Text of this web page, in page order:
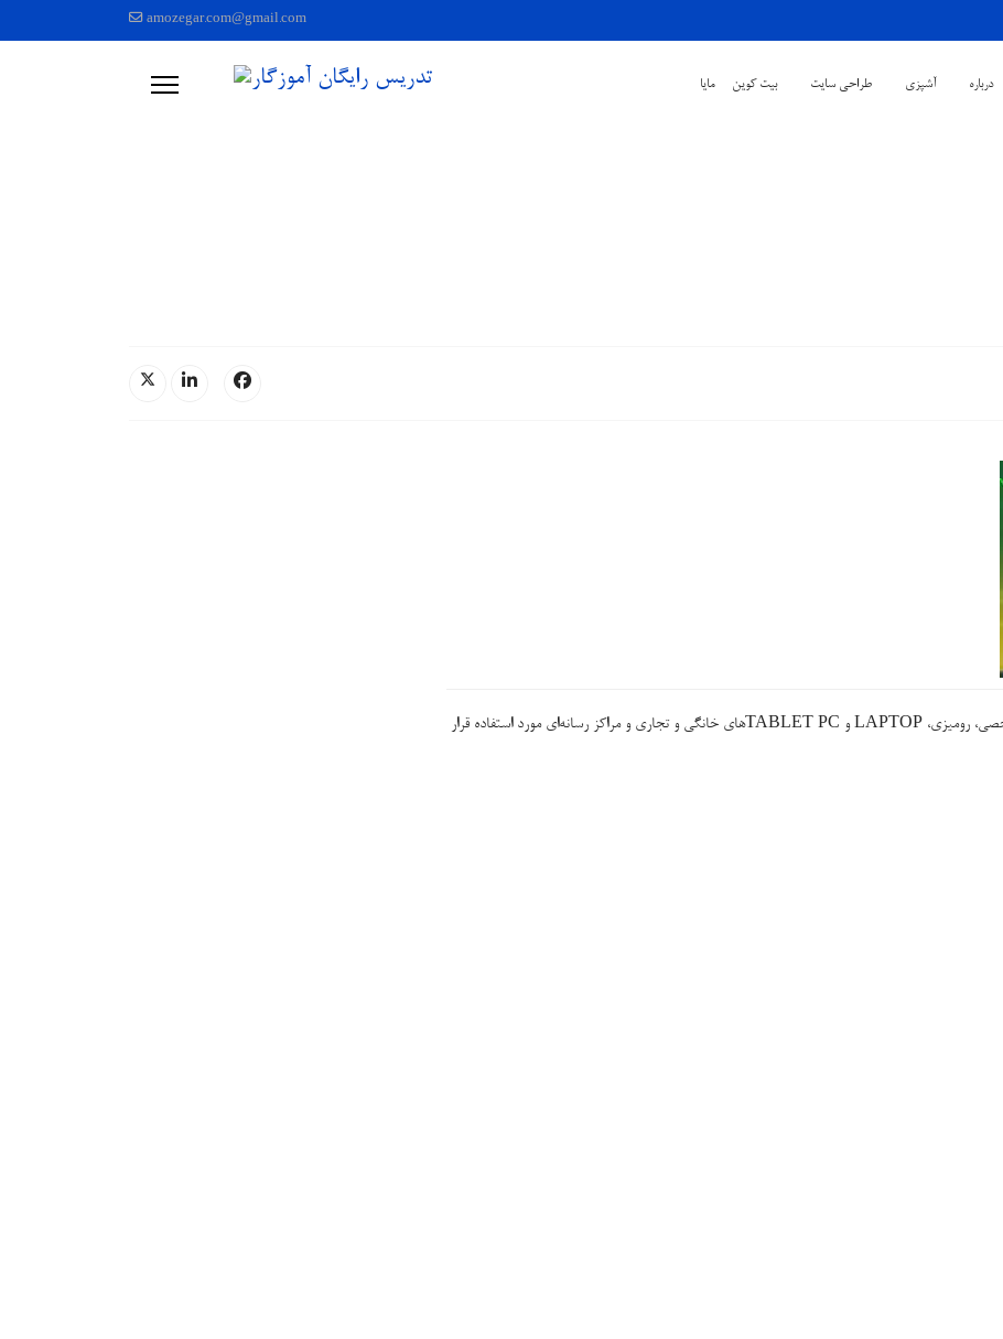
amozegar.com@gmail.com
درباره آشپزی طراحی سایت بیت کوین مایا
سیستم عاملی است که بر روی کامپیوترهای شخصی، رومیزی، LAPTOP و TABLET PCهای خانگی و تجاری و مراکز رسانه‌ای مورد استفاده قرار